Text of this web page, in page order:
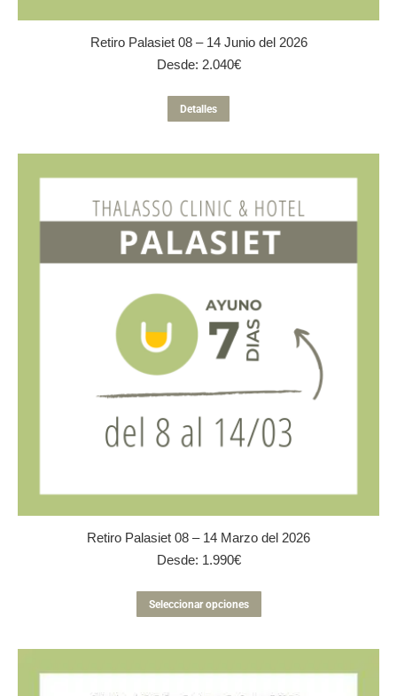
Retiro Palasiet 08 – 14 Junio del 2026
Desde: 2.040€
Detalles
producto
múltiples
variantes.
opciones
se
pueden
elegir
la
página
de
producto
Retiro Palasiet 08 – 14 Marzo del 2026
Desde: 1.990€
Seleccionar opciones
producto
múltiples
variantes.